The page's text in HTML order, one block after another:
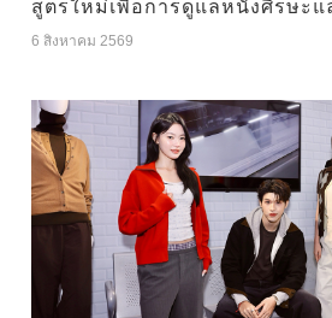
สูตรใหม่เพื่อการดูแลหนังศีรษะแ
6 สิงหาคม 2569